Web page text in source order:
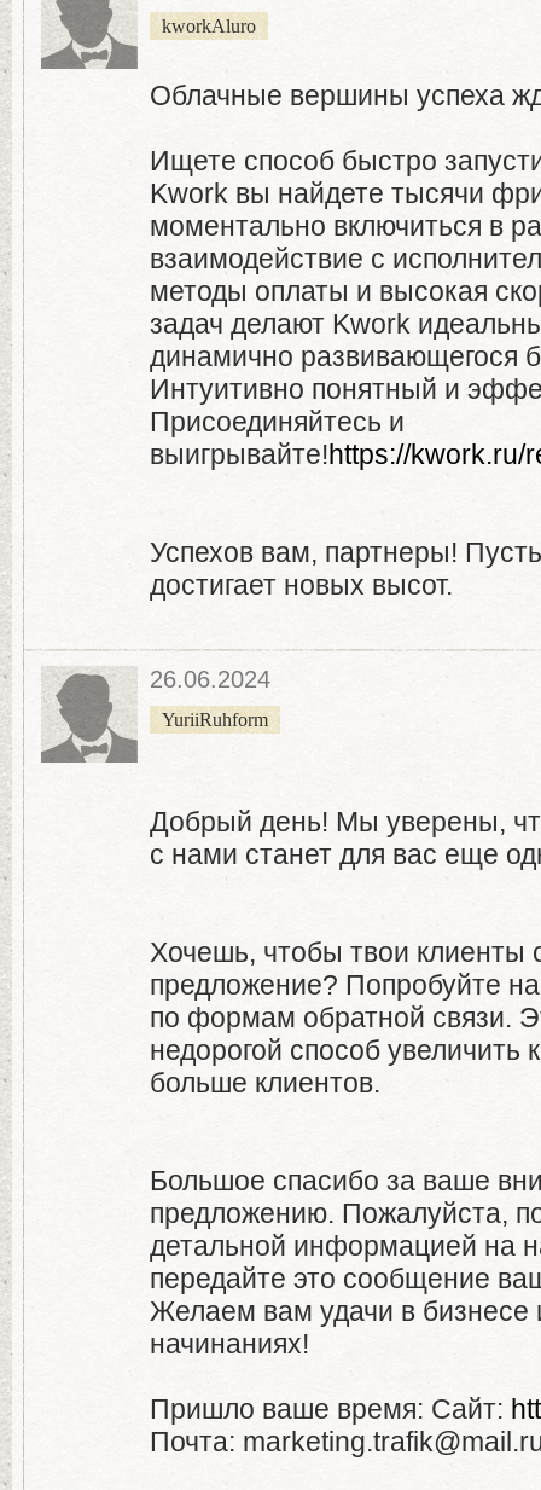
kworkAluro
Облачные вершины успеха
Ищете способ быстро
Kwork вы найдете тысячи
моментально включиться в
взаимодействие с
методы оплаты и высокая
задач делают Kwork
динамично развивающегося
Интуитивно понятный и
Присоединяйтесь и
выигрывайте!https://kwork.ru/
Успехов вам, партнеры!
достигает новых высот.
26.06.2024
YuriiRuhform
Добрый день! Мы уверены,
с нами станет для вас еще
Хочешь, чтобы твои клиенты
предложение? Попробуйте
по формам обратной связи.
недорогой способ увеличить
больше клиентов.
Большое спасибо за ваше
предложению. Пожалуйста,
детальной информацией на
передайте это сообщение
Желаем вам удачи в бизнесе
начинаниях!
Пришло ваше время: Сайт:
Почта: